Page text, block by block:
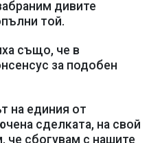
дивите
той.
също, че в
за подобен
на единия от
сделката, на свой
сбогувам с нашите